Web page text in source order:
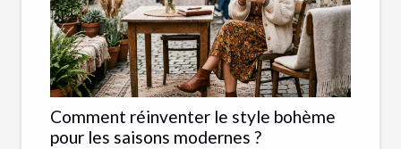
Comment réinventer le style bohème
pour les saisons modernes ?